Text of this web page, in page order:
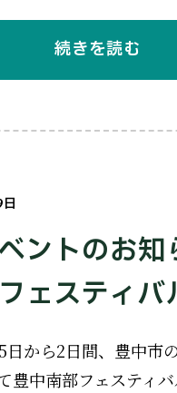
続きを読む
ントのお知
ェスティバ
日から2日間、豊中市
豊中南部フェスティ